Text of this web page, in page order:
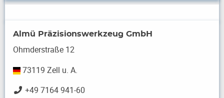
Almü Präzisionswerkzeug GmbH
Ohmderstraße 12
73119 Zell u. A.
+49 7164 941-60